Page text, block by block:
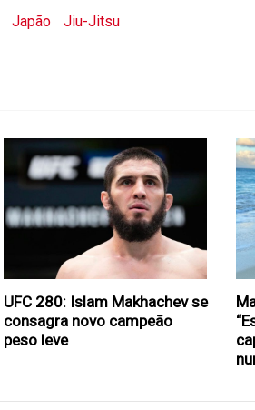
Japão Jiu-Jitsu
UFC 280: Islam Makhachev se
consagra novo campeão
peso leve